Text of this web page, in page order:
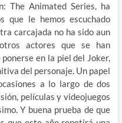
The Animated Series, ha
que le hemos escuchado
carcajada no ha sido aun
actores que se han
en la piel del Joker,
del personaje. Un papel
a lo largo de dos
películas y videojuegos
Y buena prueba de que